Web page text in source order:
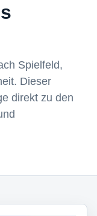
Spielfeld,
Dieser
direkt zu den